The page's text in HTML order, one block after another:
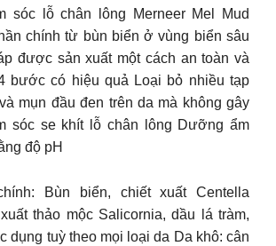
sóc lỗ chân lông Merneer Mel Mud
chính từ bùn biển ở vùng biển sâu
được sản xuất một cách an toàn và
bước có hiệu quả Loại bỏ nhiều tạp
mụn đầu đen trên da mà không gây
sóc se khít lỗ chân lông Dưỡng ẩm
độ pH
Bùn biển, chiết xuất Centella
thảo mộc Salicornia, dầu lá tràm,
dụng tuỳ theo mọi loại da Da khô: cân